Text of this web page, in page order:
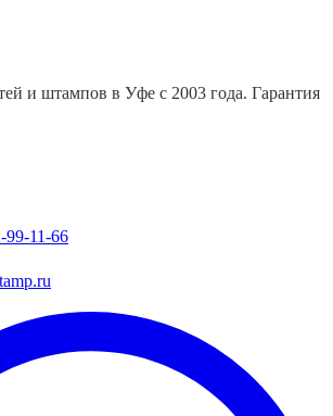
и штампов в Уфе с 2003 года. Гарантия
99-11-66